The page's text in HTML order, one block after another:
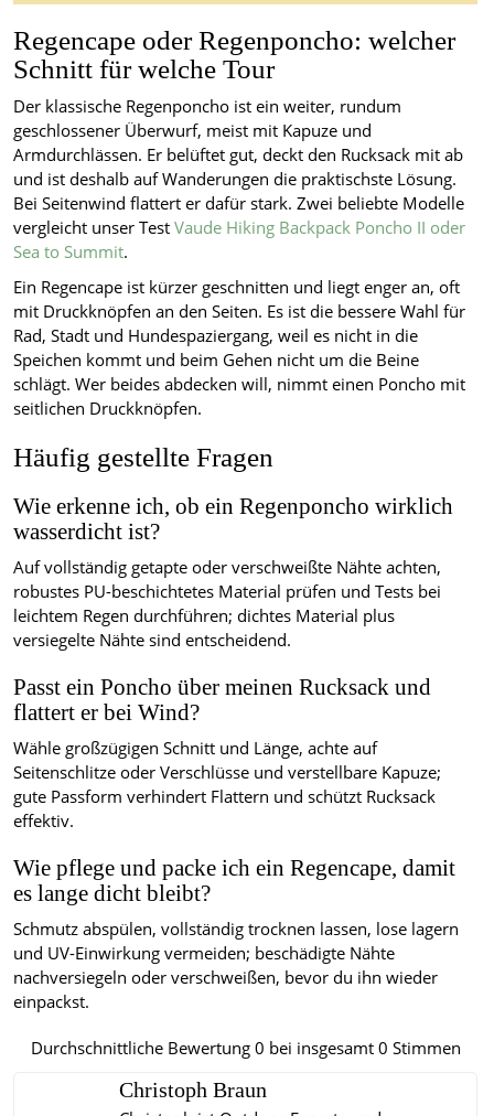
Regencape oder Regenponcho: welcher
Schnitt für welche Tour
Der klassische Regenponcho ist ein weiter, rundum
geschlossener Überwurf, meist mit Kapuze und
Armdurchlässen. Er belüftet gut, deckt den Rucksack mit ab
und ist deshalb auf Wanderungen die praktischste Lösung.
Bei Seitenwind flattert er dafür stark. Zwei beliebte Modelle
vergleicht unser TestVaude Hiking Backpack Poncho II oder
Sea to Summit.
Ein Regencape ist kürzer geschnitten und liegt enger an, oft
mit Druckknöpfen an den Seiten. Es ist die bessere Wahl für
Rad, Stadt und Hundespaziergang, weil es nicht in die
Speichen kommt und beim Gehen nicht um die Beine
schlägt. Wer beides abdecken will, nimmt einen Poncho mit
seitlichen Druckknöpfen.
Häufig gestellte Fragen
Wie erkenne ich, ob ein Regenponcho wirklich
wasserdicht ist?
Auf vollständig getapte oder verschweißte Nähte achten,
robustes PU-beschichtetes Material prüfen und Tests bei
leichtem Regen durchführen; dichtes Material plus
versiegelte Nähte sind entscheidend.
Passt ein Poncho über meinen Rucksack und
flattert er bei Wind?
Wähle großzügigen Schnitt und Länge, achte auf
Seitenschlitze oder Verschlüsse und verstellbare Kapuze;
gute Passform verhindert Flattern und schützt Rucksack
effektiv.
Wie pflege und packe ich ein Regencape, damit
es lange dicht bleibt?
Schmutz abspülen, vollständig trocknen lassen, lose lagern
und UV-Einwirkung vermeiden; beschädigte Nähte
nachversiegeln oder verschweißen, bevor du ihn wieder
einpackst.
Durchschnittliche Bewertung0 bei insgesamt0 Stimmen
Christoph Braun